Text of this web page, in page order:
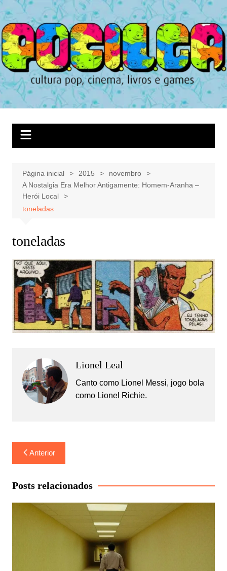
Ir
para
o
conteúdo
Página inicial 2015
novembro
A Nostalgia Era Melhor Antigamente: Homem-Aranha –
Herói Local
toneladas
toneladas
Lionel Leal
Canto como Lionel Messi, jogo bola
como Lionel Richie.
Navegação
de
Post
Anterior
Posts relacionados